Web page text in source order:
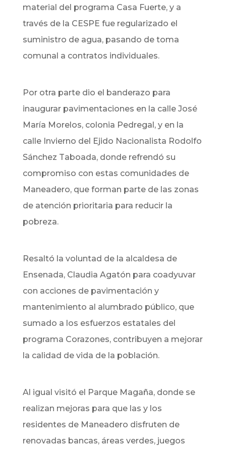
material del programa Casa Fuerte, y a
través de la CESPE fue regularizado el
suministro de agua, pasando de toma
comunal a contratos individuales.
Por otra parte dio el banderazo para
inaugurar pavimentaciones en la calle José
María Morelos, colonia Pedregal, y en la
calle Invierno del Ejido Nacionalista Rodolfo
Sánchez Taboada, donde refrendó su
compromiso con estas comunidades de
Maneadero, que forman parte de las zonas
de atención prioritaria para reducir la
pobreza.
Resaltó la voluntad de la alcaldesa de
Ensenada, Claudia Agatón para coadyuvar
con acciones de pavimentación y
mantenimiento al alumbrado público, que
sumado a los esfuerzos estatales del
programa Corazones, contribuyen a mejorar
la calidad de vida de la población.
Al igual visitó el Parque Magaña, donde se
realizan mejoras para que las y los
residentes de Maneadero disfruten de
renovadas bancas, áreas verdes, juegos